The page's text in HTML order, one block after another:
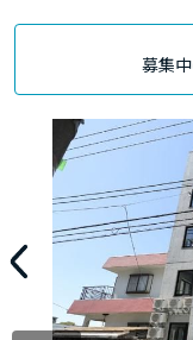
募集